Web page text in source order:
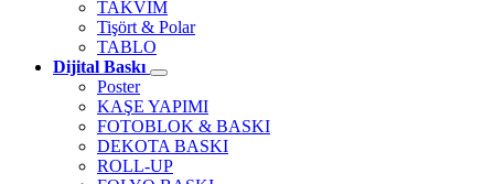
TAKVİM
Tişört & Polar
TABLO
Dijital Baskı
Poster
KAŞE YAPIMI
FOTOBLOK & BASKI
DEKOTA BASKI
ROLL-UP